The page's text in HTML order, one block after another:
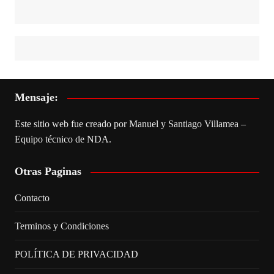
Mensaje:
Este sitio web fue creado por Manuel y Santiago Villamea –
Equipo técnico de NDA.
Otras Paginas
Contacto
Terminos y Condiciones
POLÍTICA DE PRIVACIDAD